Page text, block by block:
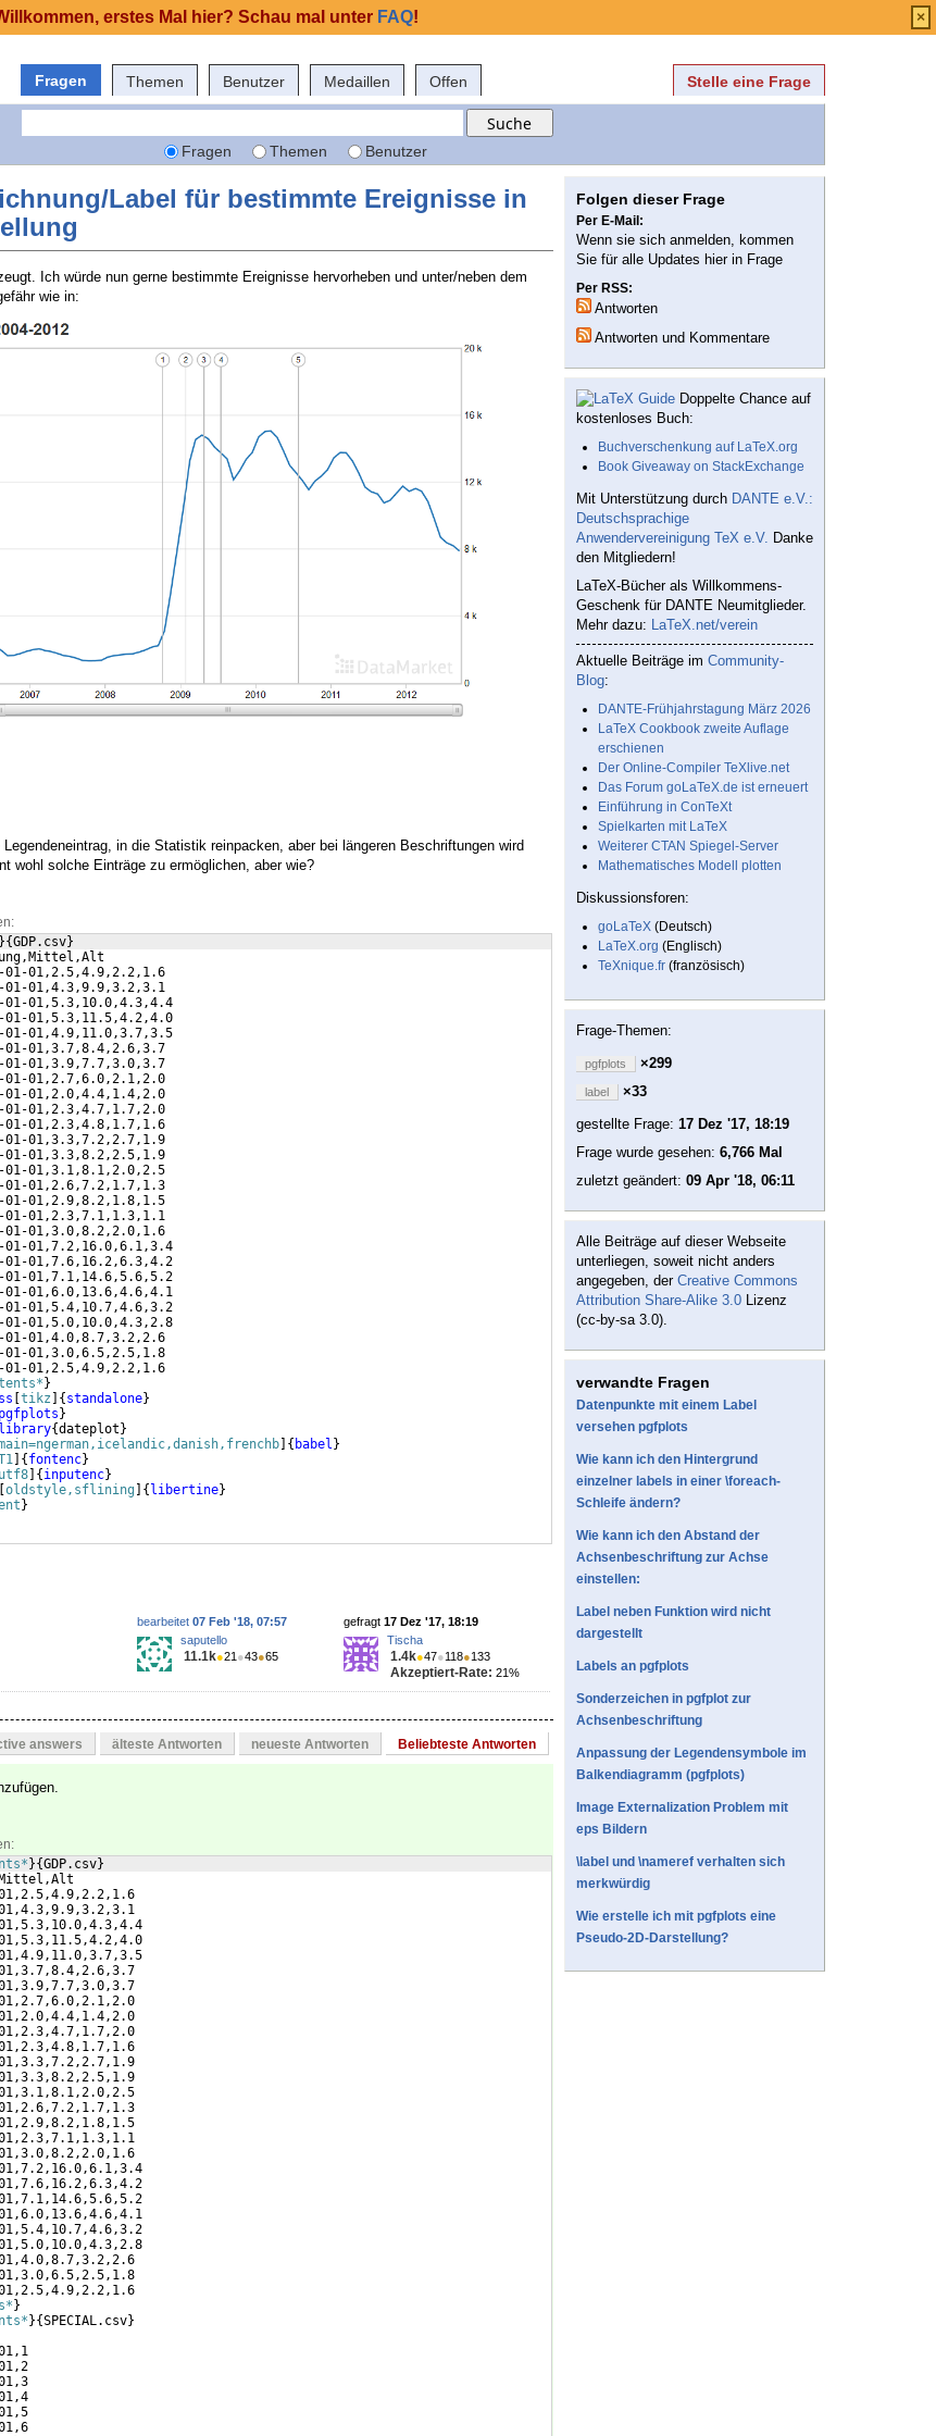
Fragen Themen Benutzer Medaillen Offen Stelle eine Frage
Fragen Themen Benutzer
Label für bestimmte Ereignisse in
Ich würde nun gerne bestimmte Ereignisse hervorheben und unter/neben dem
wie in:
in die Statistik reinpacken, aber bei längeren Beschriftungen wird
wohl solche Einträge zu ermöglichen, aber wie?
}{GDP.csv}
01-01,2.5,4.9,2.2,1.6
01-01,4.3,9.9,3.2,3.1
01-01,5.3,10.0,4.3,4.4
01-01,5.3,11.5,4.2,4.0
01-01,4.9,11.0,3.7,3.5
01-01,3.7,8.4,2.6,3.7
01-01,3.9,7.7,3.0,3.7
01-01,2.7,6.0,2.1,2.0
01-01,2.0,4.4,1.4,2.0
01-01,2.3,4.7,1.7,2.0
01-01,2.3,4.8,1.7,1.6
01-01,3.3,7.2,2.7,1.9
01-01,3.3,8.2,2.5,1.9
01-01,3.1,8.1,2.0,2.5
01-01,2.6,7.2,1.7,1.3
01-01,2.9,8.2,1.8,1.5
01-01,2.3,7.1,1.3,1.1
01-01,3.0,8.2,2.0,1.6
01-01,7.2,16.0,6.1,3.4
01-01,7.6,16.2,6.3,4.2
01-01,7.1,14.6,5.6,5.2
01-01,6.0,13.6,4.6,4.1
01-01,5.4,10.7,4.6,3.2
01-01,5.0,10.0,4.3,2.8
01-01,4.0,8.7,3.2,2.6
01-01,3.0,6.5,2.5,1.8
01-01,2.5,4.9,2.2,1.6
}
tikz { standalone}
pgfplots }
{dateplot }
{ babel }
{ fontenc}
utf8 { inputenc}
oldstyle,sflining { libertine}
}
gefragt 17 Dez '17, 18:19
Tischa
1.4k●47●118●133
Akzeptiert-Rate: 21%
bearbeitet 07 Feb '18, 07:57
saputello
11.1k●21 ●43●65
answers älteste Antworten neueste Antworten Beliebteste Antworten
}{GDP.csv}
01,2.5,4.9,2.2,1.6
}
}{SPECIAL.csv}
Folgen dieser Frage
Per E-Mail:
Wenn sie sich anmelden, kommen
Sie für alle Updates hier in Frage
Per RSS:
Antworten
Antworten und Kommentare
Doppelte Chance auf
kostenloses Buch:
Buchverschenkung auf LaTeX.org
Book Giveaway on StackExchange
Mit Unterstützung durch DANTE e.V.:
Deutschsprachige
Anwendervereinigung TeX e.V. Danke
den Mitgliedern!
LaTeX-Bücher als Willkommens-
Geschenk für DANTE Neumitglieder.
Mehr dazu: LaTeX.net/verein
Aktuelle Beiträge im Community-
Blog:
DANTE-Frühjahrstagung März 2026
LaTeX Cookbook zweite Auflage
erschienen
Der Online-Compiler TeXlive.net
Das Forum goLaTeX.de ist erneuert
Einführung in ConTeXt
Spielkarten mit LaTeX
Weiterer CTAN Spiegel-Server
Mathematisches Modell plotten
Diskussionsforen:
goLaTeX (Deutsch)
LaTeX.org (Englisch)
TeXnique.fr (französisch)
Frage-Themen:
pgfplots ×299
label
×33
gestellte Frage: 17 Dez '17, 18:19
Frage wurde gesehen: 6,766 Mal
zuletzt geändert: 09 Apr '18, 06:11
Alle Beiträge auf dieser Webseite
unterliegen, soweit nicht anders
angegeben, der Creative Commons
Attribution Share-Alike 3.0 Lizenz
(cc-by-sa 3.0).
verwandte Fragen
Datenpunkte mit einem Label
versehen pgfplots
Wie kann ich den Hintergrund
einzelner labels in einer \foreach-
Schleife ändern?
Wie kann ich den Abstand der
Achsenbeschriftung zur Achse
einstellen:
Label neben Funktion wird nicht
dargestellt
Labels an pgfplots
Sonderzeichen in pgfplot zur
Achsenbeschriftung
Anpassung der Legendensymbole im
Balkendiagramm (pgfplots)
Image Externalization Problem mit
eps Bildern
\label und \nameref verhalten sich
merkwürdig
Wie erstelle ich mit pgfplots eine
Pseudo-2D-Darstellung?
erstes Mal hier? Schau mal unter FAQ! ×